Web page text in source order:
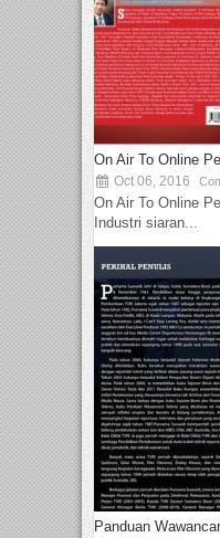
On Air To Online
Oct 06, 2016
On Air To Online
Industri siaran...
Panduan